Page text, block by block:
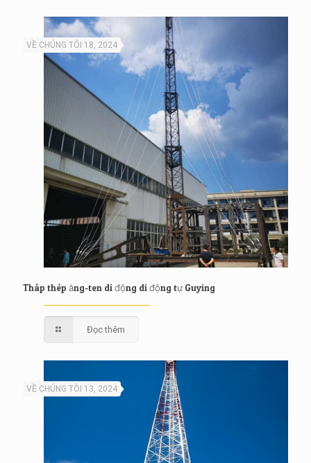
VỀ CHÚNG TÔI 18, 2024
Tháp thép ăng-ten di động di động tự Guying
Đọc thêm
VỀ CHÚNG TÔI 13, 2024